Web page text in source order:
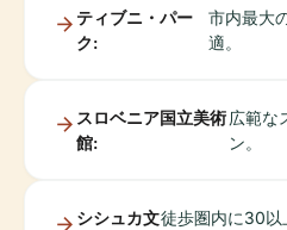
ティブニ・パー
ク:
市内最大
適。
スロベニア国立美術
館:
広範な
ン。
シシュカ文徒歩圏内に30以